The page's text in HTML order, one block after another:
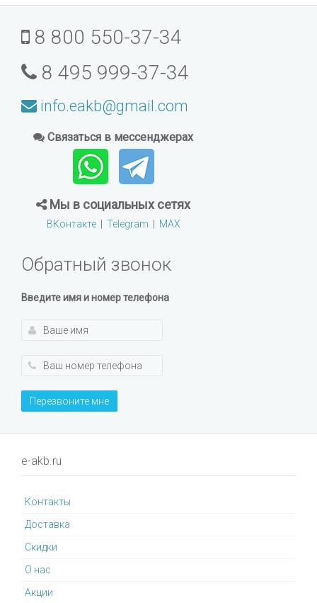
8 800 550-37-34
8 495 999-37-34
info.eakb@gmail.com
Связаться в мессенджерах
Мы в социальных сетях
ВКонтакте| Telegram | MAX
Обратный звонок
Введите имя и номер телефона
Перезвоните мне
e-akb.ru
Контакты
Доставка
Cкидки
О нас
Акции